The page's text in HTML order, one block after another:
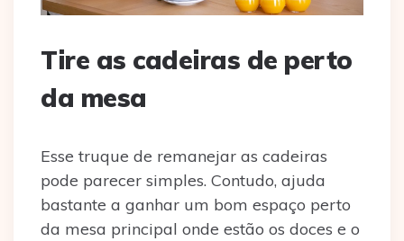
Tire as cadeiras de perto
da mesa
Esse truque de remanejar as cadeiras
pode parecer simples. Contudo, ajuda
bastante a ganhar um bom espaço perto
da mesa principal onde estão os doces e o